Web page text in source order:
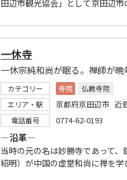
田辺市観光協会」として京田辺
一休寺
カテゴリー 寺院
仏教寺院
エリア・駅
京都府京田辺市 近
電話番号 0774-62-0193
―沿革―
当時の元の名は妙勝寺であって
紹明）が中国の虚堂和尚に禅を